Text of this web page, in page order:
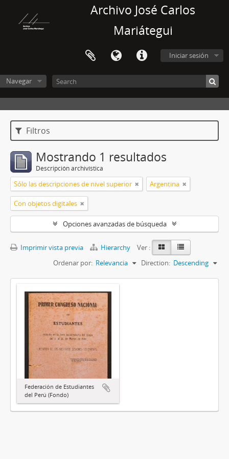
Archivo José Carlos
Mariátegui
Iniciar sesión
Navegar
Filtros
Mostrando 1 resultados
Descripción archivística
Sólo las descripciones de nivel superior Argentina
Con objetos digitales
Opciones avanzadas de búsqueda
Imprimir vista previa Hierarchy
Ver :
Ordenar por: Relevancia Direction: Descending
Federación de Estudiantes
del Perú (Fondo)